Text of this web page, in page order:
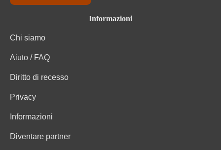
Informazioni
Chi siamo
Aiuto / FAQ
Diritto di recesso
Privacy
Informazioni
Diventare partner